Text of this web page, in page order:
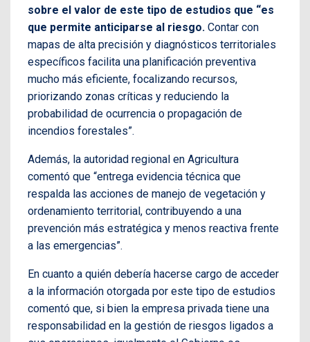
sobre el valor de este tipo de estudios que “es
que permite anticiparse al riesgo. Contar con
mapas de alta precisión y diagnósticos territoriales
específicos facilita una planificación preventiva
mucho más eficiente, focalizando recursos,
priorizando zonas críticas y reduciendo la
probabilidad de ocurrencia o propagación de
incendios forestales”.
Además, la autoridad regional en Agricultura
comentó que “entrega evidencia técnica que
respalda las acciones de manejo de vegetación y
ordenamiento territorial, contribuyendo a una
prevención más estratégica y menos reactiva frente
a las emergencias”.
En cuanto a quién debería hacerse cargo de acceder
a la información otorgada por este tipo de estudios
comentó que, si bien la empresa privada tiene una
responsabilidad en la gestión de riesgos ligados a